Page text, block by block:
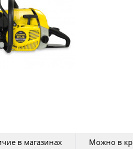
в магазинах Можно в